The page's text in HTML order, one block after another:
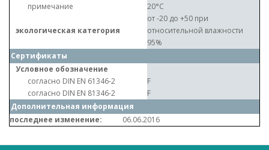
примечание
20°C
экологическая категория
от -20 до +50 при
относительной влажности
95%
Сертификаты
Условное обозначение
согласно DIN EN 61346-2
F
согласно DIN EN 81346-2
F
Дополнительная информация
последнее изменение:
06.06.2016